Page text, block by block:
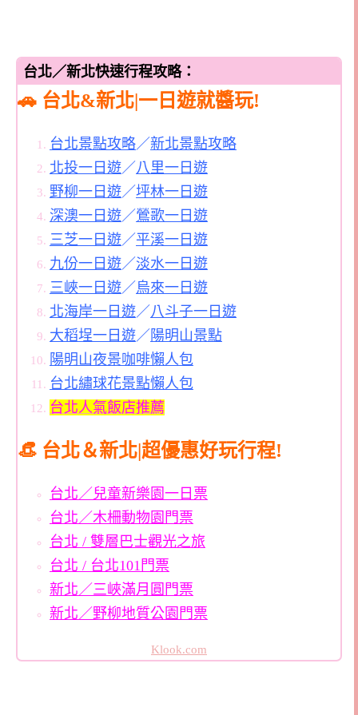
台北／新北快速行程攻略：
🚗 台北&新北|一日遊就醬玩!
台北景點攻略／新北景點攻略
北投一日遊／八里一日遊
野柳一日遊／坪林一日遊
深澳一日遊／鶯歌一日遊
三芝一日遊／平溪一日遊
九份一日遊／淡水一日遊
三峽一日遊／烏來一日遊
北海岸一日遊／八斗子一日遊
大稻埕一日遊／ 陽明山景點
陽明山夜景咖啡懶人包
台北繡球花景點懶人包
台北人氣飯店推薦
👒 台北＆新北|超優惠好玩行程!
台北／兒童新樂園一日票
台北／木柵動物園門票
台北 / 雙層巴士觀光之旅
台北 / 台北101門票
新北／三峽滿月圓門票
新北／野柳地質公園門票
Klook.com